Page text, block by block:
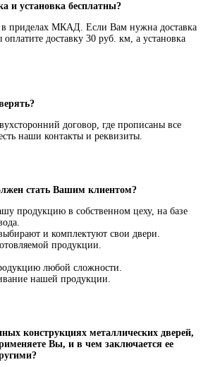
и установка бесплатны?
в приделах МКАД. Если Вам нужна доставка
доставку 30 руб. км, а установка
договор, где прописаны все
наши контакты и реквизиты.
стать Вашим клиентом?
продукцию в собственном цеху, на базе
и комплектуют свои двери.
продукции.
любой сложности.
нашей продукции.
конструкциях металлических дверей,
Вы, и в чем заключается ее